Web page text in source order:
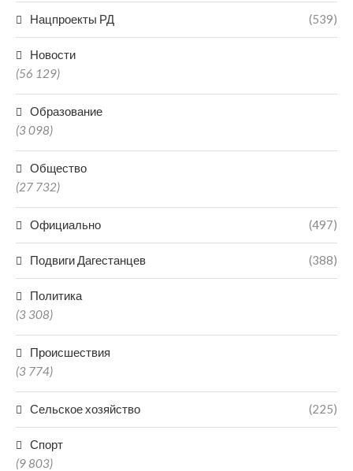
Нацпроекты РД (539)
Новости
(56 129)
Образование
(3 098)
Общество
(27 732)
Официально (497)
Подвиги Дагестанцев (388)
Политика
(3 308)
Происшествия
(3 774)
Сельское хозяйство (225)
Спорт
(9 803)